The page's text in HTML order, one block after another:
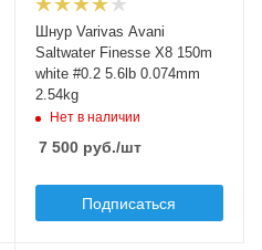
лески, кг
2.54
Разрывная нагрузка
лески, lb
5.6
Размотка лески, м
Нитей плетения
8
Шнур Varivas Avani
Saltwater Finesse X8 150m
white #0.2 5.6lb 0.074mm
2.54kg
Нет в наличии
7 500руб./шт
Подписаться